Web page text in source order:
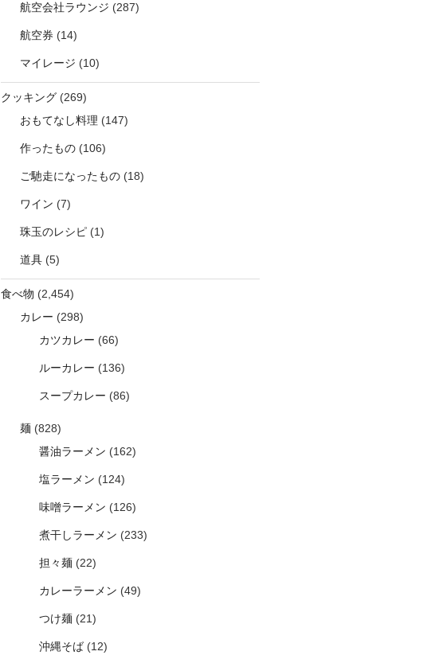
航空会社ラウンジ (287)
航空券 (14)
マイレージ (10)
クッキング(269)
おもてなし料理 (147)
作ったもの(106)
ご馳走になったもの(18)
ワイン (7)
珠玉のレシピ(1)
道具(5)
食べ物 (2,454)
カレー (298)
カツカレー (66)
ルーカレー (136)
スープカレー (86)
麺(828)
醤油ラーメン (162)
塩ラーメン (124)
味噌ラーメン (126)
煮干しラーメン (233)
担々麺(22)
カレーラーメン (49)
つけ麺(21)
沖縄そば(12)